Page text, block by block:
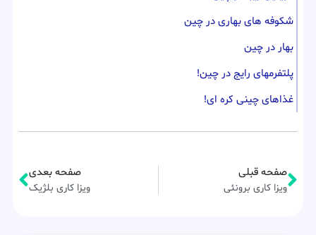
شکوفه های بهاری در چین
بهار در چین
پلتفرمهای رایج در چین!
غذاهای چینی کره ای!
صفحه قبلی
ویزا کاری برونئی
صفحه بعدی
ویزا کاری بلژیک